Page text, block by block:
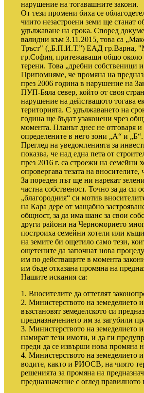
нарушение на тогавашните закони.
От тези промени биха се
чиито незастроени земи ще станат
удължаване на срока. Според
валидни към 3.11.2015, това са
Тръст" („Б.П.И.Т.”) ЕАД
гр.София, притежаващи общо около
терени. Това „дребни собственици
Припомняме, че промяна на
през 2006 година в нарушение на
ПУП-Бяла север, който от своя
нарушение на действащото тогава
територията. С удължаването на
година ще бъдат узаконени чрез
момента. Планът днес не отговаря
определените в него зони „А“ и „Б“.
Преглед на уведомленията за
показва, че над една пета от
през 2016 г. са строежи на семейни
опровергава тезата на
За пореден път ще ни нарекат
частна собственост. Точно за да си
„благородния“ си мотив
на Кара дере от мащабно
общност, за да има шанс за свои
други райони на Черноморието
построиха семейни хотели или
на земите би ощетило само тези,
ощетените да започнат нова
им по действащите в момента
им бъде отказана промяна на
Нашите искания са:
1. Вносителите да оттеглят
2. Министерството на земеделието
възстановят земеделското си
предназначението им за загубили
3. Министерството на земеделието
намират тези имоти, и да ги
преди да се извърши нова промяна
4. Министерството на земеделието
водите, както и РИОСВ, на чиято
решенията за промяна на
предназначение с оглед